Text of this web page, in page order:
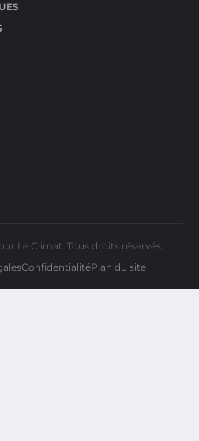
Le Climat. Tous droits réservés.
ConfidentialitéPlan du site